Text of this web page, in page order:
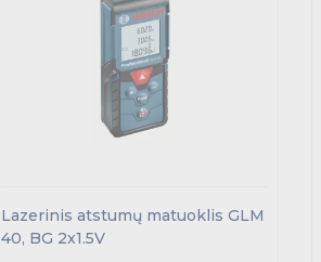
Lazerinis atstumų matuoklis GLM
40, BG 2x1.5V